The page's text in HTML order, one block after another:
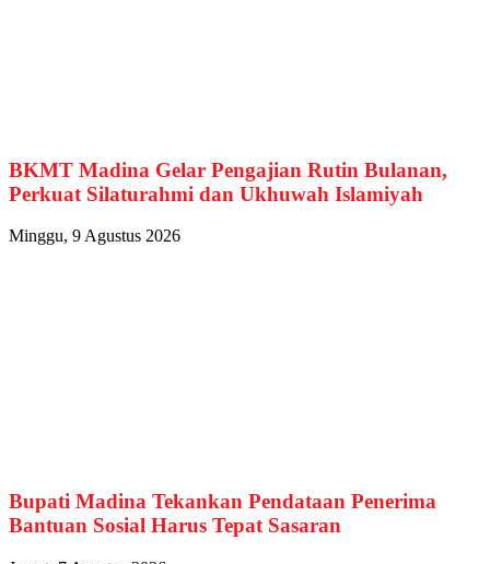
BKMT Madina Gelar Pengajian Rutin Bulanan,
Perkuat Silaturahmi dan Ukhuwah Islamiyah
Minggu, 9 Agustus 2026
Bupati Madina Tekankan Pendataan Penerima
Bantuan Sosial Harus Tepat Sasaran